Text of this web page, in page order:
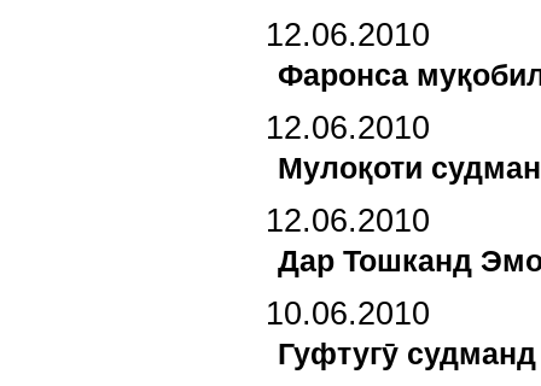
12.06.2010
Фаронса
12.06.2010
Мулоқоти
12.06.2010
Дар Тошканд
10.06.2010
Гуфтугӯ